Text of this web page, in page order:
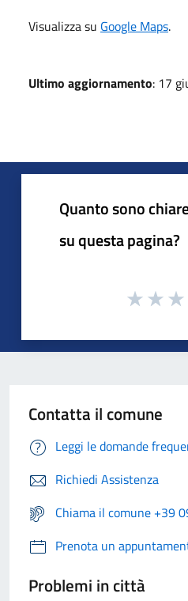
Visualizza su Google Maps.
Ultimo aggiornamento: 17
Quanto sono
su questa pagina?
Contatta il comune
Leggi le domande
Richiedi Assistenza
Chiama il comune +39
Prenota un
Problemi in città